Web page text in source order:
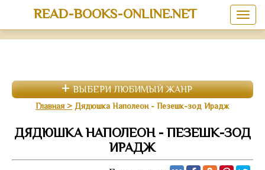
READ-BOOKS-ONLINE.NET
ВЫБЕРИ ЛЮБИМЫЙ ЖАНР
Главная Дядюшка Наполеон - Пезешк-зод Ирадж
ДЯДЮШКА НАПОЛЕОН - ПЕЗЕШК-ЗОД
ИРАДЖ